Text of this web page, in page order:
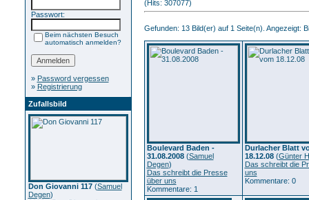
Passwort:
Beim nächsten Besuch
automatisch anmelden?
» Password vergessen
» Registrierung
Zufallsbild
Don Giovanni 117(Samuel
Degen)
(Hits: 307077)
Gefunden: 13 Bild(er) auf 1 Seite(n). Angezeigt:
Boulevard Baden -
31.08.2008(Samuel
Degen)
Das schreibt die Presse
über uns
Kommentare: 1
Durlacher Blatt
18.12.08(Günter
Das schreibt die
uns
Kommentare: 0